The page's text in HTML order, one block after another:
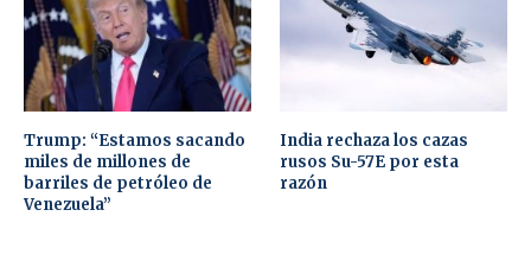
Trump: “Estamos sacando
miles de millones de
barriles de petróleo de
Venezuela”
India rechaza los cazas
rusos Su-57E por esta
razón